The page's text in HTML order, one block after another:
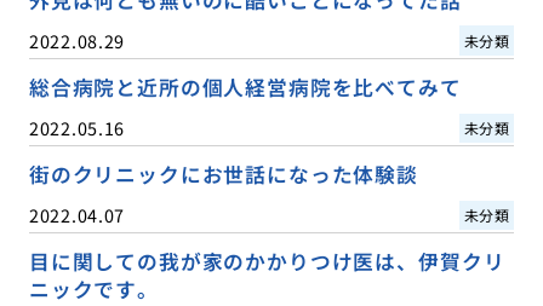
2022.08.29 未分類
総合病院と近所の個人経営病院を比べてみて
2022.05.16 未分類
街のクリニックにお世話になった体験談
2022.04.07 未分類
目に関しての我が家のかかりつけ医は、伊賀クリ
ニックです。